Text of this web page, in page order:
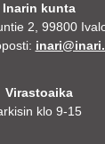
Inarin kunta
2, 99800
Virastoaika
klo 9-15